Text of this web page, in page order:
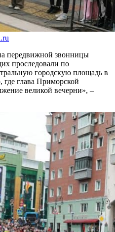
передвижной звонницы
проследовали по
городскую площадь в
глава Приморской
великой вечерни», –